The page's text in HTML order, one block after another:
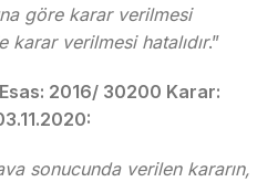
göre karar verilmesi
verilmesi hatalıdır.”
2016/ 30200 Karar:
sonucunda verilen kararın,